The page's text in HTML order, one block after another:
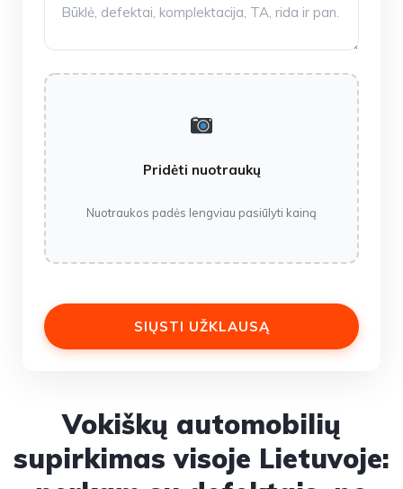
Vokiškų automobilių
supirkimas visoje Lietuvoje:
Pridėti nuotraukų
Nuotraukos padės lengviau pasiūlyti kainą